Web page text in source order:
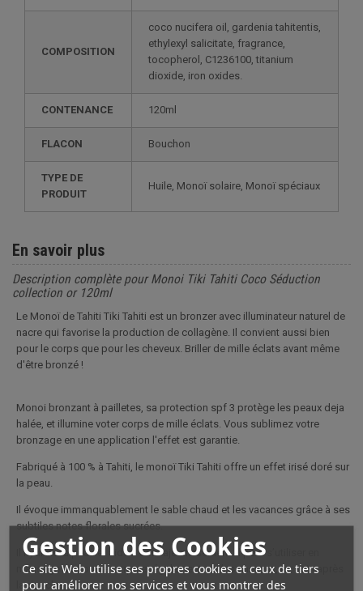
Gestion des Cookies
Ce site Web utilise ses propres cookies et ceux de tiers
pour améliorer nos services et vous montrer des
COMPOSITION
coco nucifera oil, gardenia tahitentis,
ethylexyl salicitate, fragrance,
tocopherol, C1236100, titanium
dioxide, iron oxides.
CONTENANCE 120ml
FLACON Bouchon
TYPE DE
PRODUIT
Huile, Monoï solaire, Monoï spéciaux
En savoir plus
Description complète pour Monoi Tiki Tahiti Coco Séduction
collection or 120ml
Le Monoï de Tahiti Tiki Tahiti est un bronzer avec illuminateur naturel de
nacre qui favorise la production de collagène. Il convient aussi bien
pour le corps que pour les cheveux. Briller de mille éclats avant même
d'être bronzé !
Monoi bronzant à pailletes, sa protection spf 3 protège les peaux deja
halée, et illumine voter corps de mille éclats. Vous sublimez votre
bronzage en une application l'effet est garantie.
Fabriqué à 100 % à Tahiti, le monoï Tiki Tahiti offre un effet irisé doré sur
la peau.
Il évoque immanquablement le sable chaud et les vacances grâce à ses
subtiles notes florales sucrées.
Il hydrate la peau et aide à son rajeunissement. Il peut s’utiliser en
massage sur tout le corps et également sur les cheveux, en soin après
la douche.